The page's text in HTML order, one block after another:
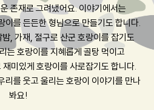
존재로 그려냈어요. 이야기에서는
이를 든든한 형님으로 만들기도 합니다.
, 가재, 절구로 산군 호랑이를 잡기도
는 호랑이를 지혜롭게 골탕 먹이고
미있게 호랑이를 사로잡기도 합니다.
리를 웃고 울리는 호랑이 이야기를 만나
봐요!